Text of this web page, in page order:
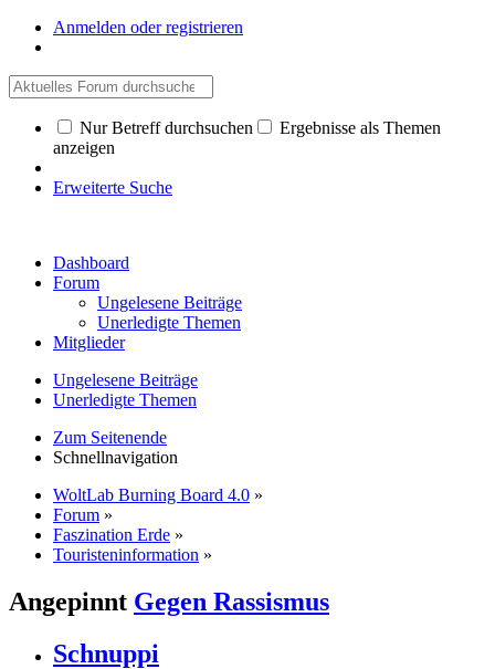
Anmelden oder registrieren
Nur Betreff durchsuchen
Ergebnisse als Themen
anzeigen
Erweiterte Suche
Dashboard
Forum
Ungelesene Beiträge
Unerledigte Themen
Mitglieder
Ungelesene Beiträge
Unerledigte Themen
Zum Seitenende
Schnellnavigation
WoltLab Burning Board 4.0 »
Forum »
Faszination Erde »
Touristeninformation »
Angepinnt Gegen Rassismus
Schnuppi